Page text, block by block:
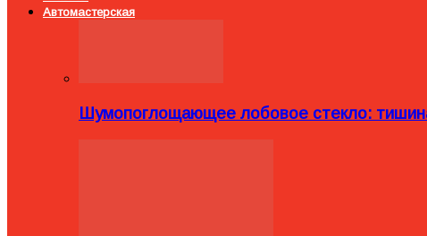
Автомастерская
Шумопоглощающее лобовое стекло: